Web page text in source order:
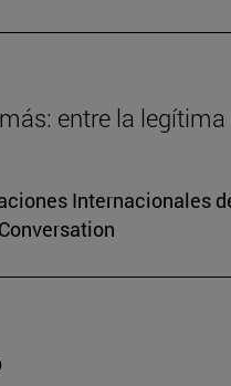
entre la
Internacionales